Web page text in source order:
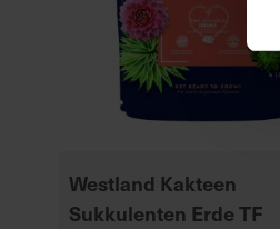
Westland Kakteen
Sukkulenten Erde TF